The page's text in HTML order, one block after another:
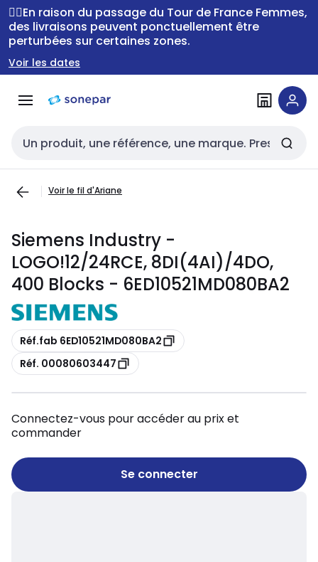
Passer à la
navigation
Passer
au
contenu
🚴‍♂️En raison du passage du Tour de France Femmes,
des livraisons peuvent ponctuellement être
perturbées sur certaines zones.
Voir les dates
Entrée de recherche
Voir le fil d'Ariane
Siemens Industry -
LOGO!12/24RCE, 8DI(4AI)/4DO,
400 Blocks - 6ED10521MD080BA2
Copie
Réf.fab 6ED10521MD080BA2
Copie
Réf. 00080603447
Connectez-vous pour accéder au prix et
commander
Se connecter